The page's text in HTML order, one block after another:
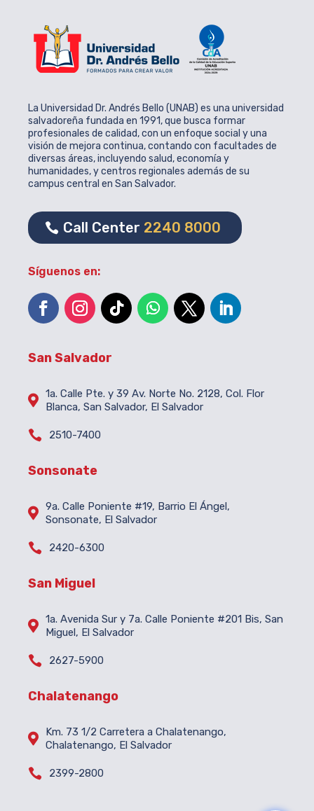
La Universidad Dr. Andrés Bello (UNAB) es una universidad
salvadoreña fundada en 1991, que busca formar
profesionales de calidad, con un enfoque social y una
visión de mejora continua, contando con facultades de
diversas áreas, incluyendo salud, economía y
humanidades, y centros regionales además de su
campus central en San Salvador.
Call Center 2240 8000
Síguenos en:
San Salvador
 1a. Calle Pte. y 39 Av. Norte No. 2128, Col. Flor
Blanca, San Salvador, El Salvador
 2510-7400
Sonsonate
 9a. Calle Poniente #19, Barrio El Ángel,
Sonsonate, El Salvador
 2420-6300
San Miguel
 1a. Avenida Sur y 7a. Calle Poniente #201 Bis, San
Miguel, El Salvador
 2627-5900
Chalatenango

Km. 73 1/2 Carretera a Chalatenango,
Chalatenango, El Salvador
 2399-2800